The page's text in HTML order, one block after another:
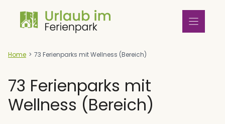
Inhalt
springen
Home > 73 Ferienparks mit Wellness (Bereich)
73 Ferienparks mit
Wellness (Bereich)